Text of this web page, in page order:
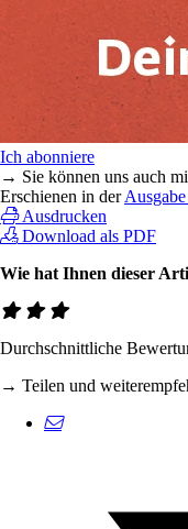
Ich abonniere
→ Sie können uns auch
Erschienen in der
Ausdrucken
Download als PDF
Wie hat Ihnen dieser
Durchschnittliche
→ Teilen und